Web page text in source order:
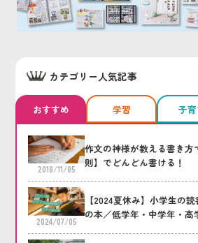
カテゴリー人気記事
おすすめ 学習 子
2018/11/05
作文の神様が教える書き
則】でどんどん書ける！
2024/07/05
【2024夏休み】小学生の
の本／低学年・中学年・高